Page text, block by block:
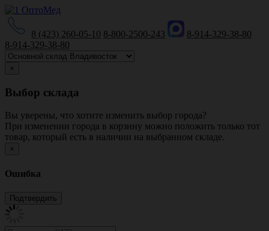
8 (423) 260-05-10 8-800-2500-243
8-914-329-38-80
8-914-329-38-80
×
Выбор склада
Вы уверены, что хотите изменить выбор города?
При изменении города в корзину можно положить только тот
товар, который есть в наличии на выбранном складе.
×
Ошибка